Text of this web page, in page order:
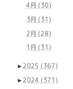
4月 (30)
3月 (31)
2月 (28)
1月 (31)
►2025 (367)
►2024 (371)